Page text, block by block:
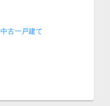
中古一戸建て